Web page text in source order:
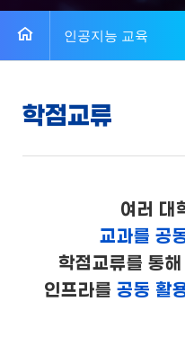
인공지능 교육
학점교류
여러 대
교과를 공
학점교류를 통
인프라를 공동 활